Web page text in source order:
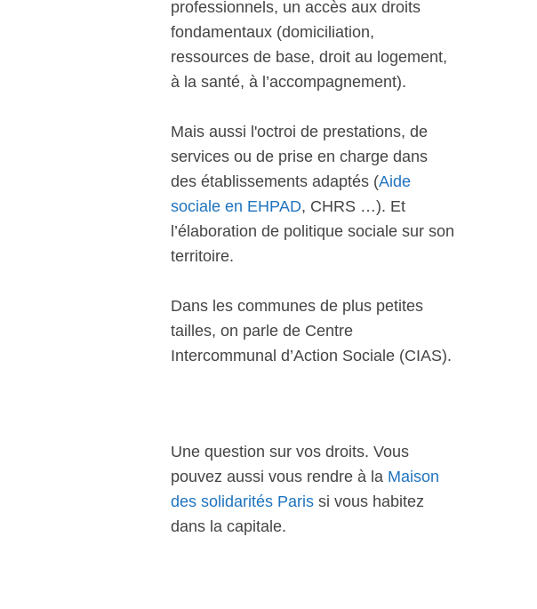
professionnels, un accès aux droits
fondamentaux (domiciliation,
ressources de base, droit au logement,
à la santé, à l’accompagnement).
Mais aussi l'octroi de prestations, de
services ou de prise en charge dans
des établissements adaptés (Aide
sociale en EHPAD, CHRS …). Et
l’élaboration de politique sociale sur son
territoire.
Dans les communes de plus petites
tailles, on parle de Centre
Intercommunal d’Action Sociale (CIAS).
Une question sur vos droits. Vous
pouvez aussi vous rendre à la Maison
des solidarités Paris si vous habitez
dans la capitale.